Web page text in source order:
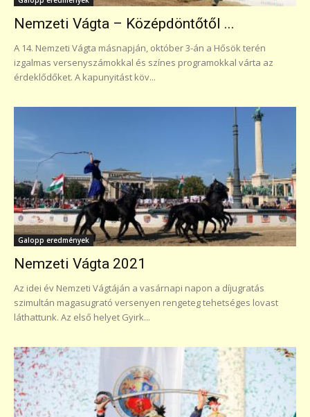
Nemzeti Vágta – Középdöntőtől ...
A 14. Nemzeti Vágta másnapján, október 3-án a Hősök terén
izgalmas versenyszámokkal és színes programokkal várta az
érdeklődőket. A kapunyitást köv...
Galopp eredmények
Nemzeti Vágta 2021
Az idei év Nemzeti Vágtáján a vasárnapi napon a díjugratás
szimultán magasugrató versenyen rengeteg tehetséges lovast
láthattunk. Az első helyet Gyirk...